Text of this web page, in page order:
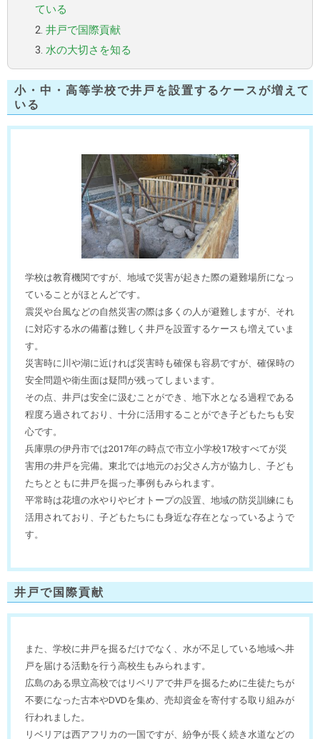
ている
2. 井戸で国際貢献
3. 水の大切さを知る
小・中・高等学校で井戸を設置するケースが増えて
いる
学校は教育機関ですが、地域で災害が起きた際の避難場所になっ
ていることがほとんどです。
震災や台風などの自然災害の際は多くの人が避難しますが、それ
に対応する水の備蓄は難しく井戸を設置するケースも増えていま
す。
災害時に川や湖に近ければ災害時も確保も容易ですが、確保時の
安全問題や衛生面は疑問が残ってしまいます。
その点、井戸は安全に汲むことができ、地下水となる過程である
程度ろ過されており、十分に活用することができ子どもたちも安
心です。
兵庫県の伊丹市では2017年の時点で市立小学校17校すべてが災
害用の井戸を完備。東北では地元のお父さん方が協力し、子ども
たちとともに井戸を掘った事例もみられます。
平常時は花壇の水やりやビオトープの設置、地域の防災訓練にも
活用されており、子どもたちにも身近な存在となっているようで
す。
井戸で国際貢献
また、学校に井戸を掘るだけでなく、水が不足している地域へ井
戸を届ける活動を行う高校生もみられます。
広島のある県立高校ではリベリアで井戸を掘るために生徒たちが
不要になった古本やDVDを集め、売却資金を寄付する取り組みが
行われました。
リベリアは西アフリカの一国ですが、紛争が長く続き水道などの